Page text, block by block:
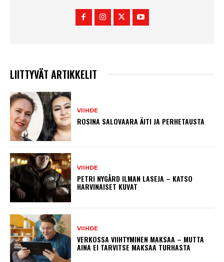
LIITTYVÄT ARTIKKELIT
VIIHDE
ROSINA SALOVAARA ÄITI JA PERHETAUSTA
VIIHDE
PETRI NYGÅRD ILMAN LASEJA – KATSO
HARVINAISET KUVAT
VIIHDE
VERKOSSA VIIHTYMINEN MAKSAA – MUTTA
AINA EI TARVITSE MAKSAA TURHASTA